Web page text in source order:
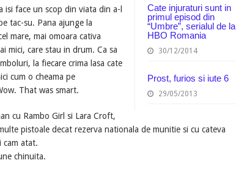
Cate injuraturi sunt in
primul episod din
“Umbre”, serialul de la
HBO Romania
30/12/2014
Prost, furios si iute 6
29/05/2013
isi face un scop din viata din a-l
tac-su. Pana ajunge la
mare, mai omoara cativa
mici, care stau in drum. Ca sa
la fiecare crima lasa cate
cum o cheama pe
That was smart.
cu Rambo Girl si Lara Croft,
pistoale decat rezerva nationala de munitie si cu cateva
cam atat.
chinuita.